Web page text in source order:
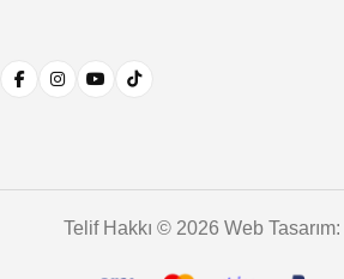
Telif Hakkı © 2026 Web Tasarım: